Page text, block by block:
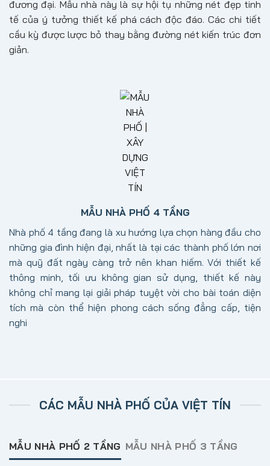
đương đại. Mẫu nhà này là sự hội tụ những nét đẹp tinh
tế của ý tưởng thiết kế phá cách độc đáo. Các chi tiết
cầu kỳ được lược bỏ thay bằng đường nét kiến trúc đơn
giản.
MẪU NHÀ PHỐ 4 TẦNG
Nhà phố 4 tầng đang là xu hướng lựa chọn hàng đầu cho
những gia đình hiện đại, nhất là tại các thành phố lớn nơi
mà quỹ đất ngày càng trở nên khan hiếm. Với thiết kế
thông minh, tối ưu không gian sử dụng, thiết kế này
không chỉ mang lại giải pháp tuyệt vời cho bài toán diện
tích mà còn thể hiện phong cách sống đẳng cấp, tiện
nghi
CÁC MẪU NHÀ PHỐ CỦA VIỆT TÍN
MẪU NHÀ PHỐ 2 TẦNG MẪU NHÀ PHỐ 3 TẦNG